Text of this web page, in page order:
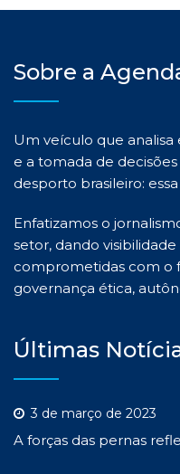
Sobre a
Um veículo que
e a tomada de
desporto brasileiro:
Enfatizamos o
setor, dando
comprometidas com o
governança ética,
Últimas
3 de março de 2023
A forças das pernas